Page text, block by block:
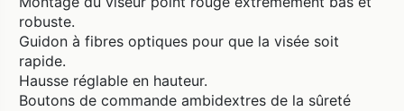
robuste.
Guidon à fibres optiques pour que la visée soit
rapide.
Hausse réglable en hauteur.
Boutons de commande ambidextres de la sûreté